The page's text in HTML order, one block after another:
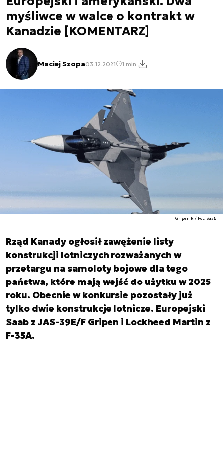
myśliwce w walce o kontrakt w
Kanadzie [KOMENTARZ]
Maciej Szopa03.12.2021 1 min.
Gripen R / Fot. Saab
Rząd Kanady ogłosił zawężenie listy
konstrukcji lotniczych rozważanych w
przetargu na samoloty bojowe dla tego
państwa, które mają wejść do użytku w 2025
roku. Obecnie w konkursie pozostały już
tylko dwie konstrukcje lotnicze. Europejski
Saab z JAS-39E/F Gripen i Lockheed Martin z
F-35A.